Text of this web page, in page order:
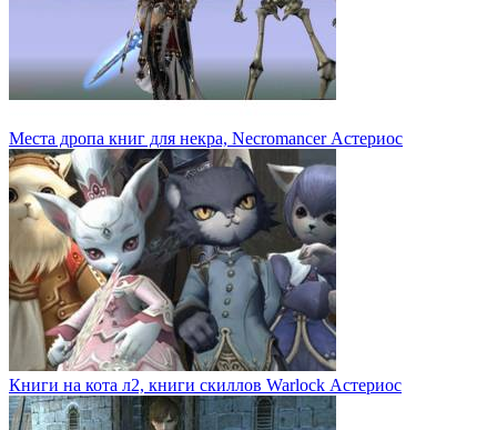
Места дропа книг для некра, Necromancer Астериос
Книги на кота л2, книги скиллов Warlock Астериос